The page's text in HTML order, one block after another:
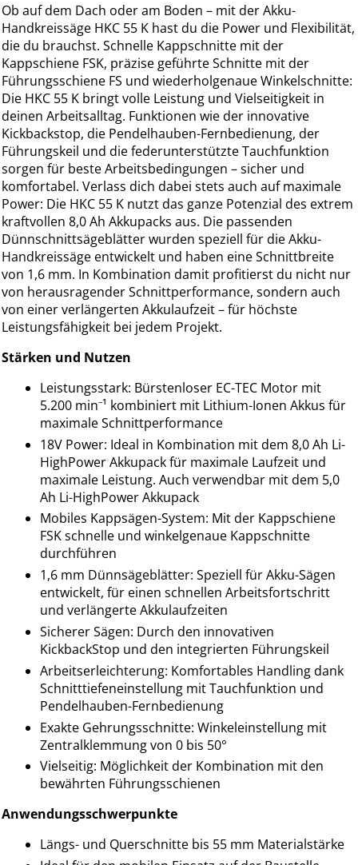
Ob auf dem Dach oder am Boden – mit der Akku-
Handkreissäge HKC 55 K hast du die Power und Flexibilität,
die du brauchst. Schnelle Kappschnitte mit der
Kappschiene FSK, präzise geführte Schnitte mit der
Führungsschiene FS und wiederholgenaue Winkelschnitte:
Die HKC 55 K bringt volle Leistung und Vielseitigkeit in
deinen Arbeitsalltag. Funktionen wie der innovative
Kickbackstop, die Pendelhauben-Fernbedienung, der
Führungskeil und die federunterstützte Tauchfunktion
sorgen für beste Arbeitsbedingungen – sicher und
komfortabel. Verlass dich dabei stets auch auf maximale
Power: Die HKC 55 K nutzt das ganze Potenzial des extrem
kraftvollen 8,0 Ah Akkupacks aus. Die passenden
Dünnschnittsägeblätter wurden speziell für die Akku-
Handkreissäge entwickelt und haben eine Schnittbreite
von 1,6 mm. In Kombination damit profitierst du nicht nur
von herausragender Schnittperformance, sondern auch
von einer verlängerten Akkulaufzeit – für höchste
Leistungsfähigkeit bei jedem Projekt.
Stärken und Nutzen
Leistungsstark: Bürstenloser EC-TEC Motor mit
5.200 min⁻¹ kombiniert mit Lithium-Ionen Akkus für
maximale Schnittperformance
18V Power: Ideal in Kombination mit dem 8,0 Ah Li-
HighPower Akkupack für maximale Laufzeit und
maximale Leistung. Auch verwendbar mit dem 5,0
Ah Li-HighPower Akkupack
Mobiles Kappsägen-System: Mit der Kappschiene
FSK schnelle und winkelgenaue Kappschnitte
durchführen
1,6 mm Dünnsägeblätter: Speziell für Akku-Sägen
entwickelt, für einen schnellen Arbeitsfortschritt
und verlängerte Akkulaufzeiten
Sicherer Sägen: Durch den innovativen
KickbackStop und den integrierten Führungskeil
Arbeitserleichterung: Komfortables Handling dank
Schnitttiefeneinstellung mit Tauchfunktion und
Pendelhauben-Fernbedienung
Exakte Gehrungsschnitte: Winkeleinstellung mit
Zentralklemmung von 0 bis 50°
Vielseitig: Möglichkeit der Kombination mit den
bewährten Führungsschienen
Anwendungsschwerpunkte
Längs- und Querschnitte bis 55 mm Materialstärke